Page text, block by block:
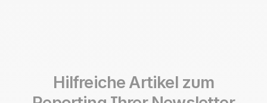
Hilfreiche Artikel zum